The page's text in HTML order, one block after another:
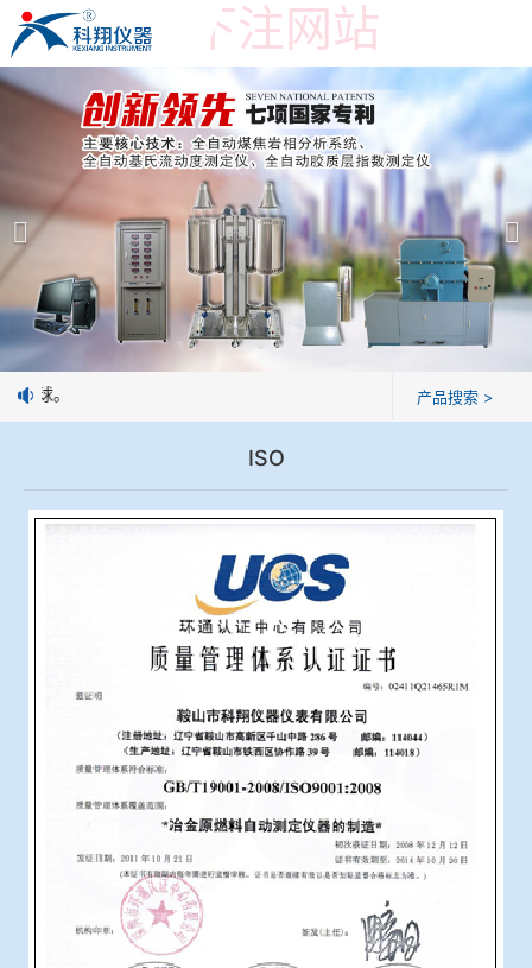
世界杯投下注网站
世界杯投下注网站
产品展示 ＞
焦炭高温性能检测系统
焦化行业检测及优化配煤设备
球团矿/烧结矿/块矿高温冶金性能检测系统
烧结/球团优化配矿研究设备
高炉配吹煤检测设备
冶金渣、保护渣等高温物性检测设备
冶金石灰活性度测定仪
矿石、焦炭物理检测及制样设备
工业分析、测硫仪等
公司简介
世界杯投下注网站
企业业绩
技术交流
标准下载
焦球。 产品搜索 >
ISO